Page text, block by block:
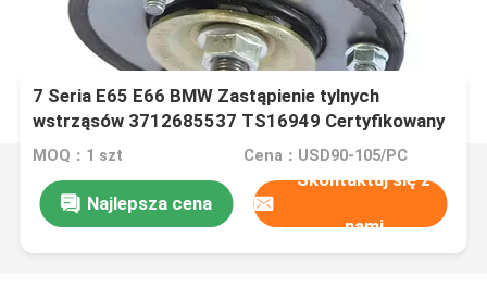
7 Seria E65 E66 BMW Zastąpienie tylnych
wstrząsów 3712685537 TS16949 Certyfikowany
MOQ：1 szt Cena：USD90-105/PC
Najlepsza cena
Skontaktuj się z
nami